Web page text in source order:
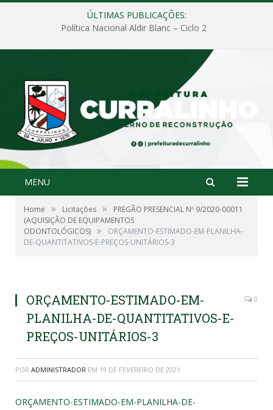
ÚLTIMAS PUBLICAÇÕES:
Política Nacional Aldir Blanc – Ciclo 2
MENU
Home » Licitações »
PREGÃO PRESENCIAL Nº 9/2020-00011
(AQUISIÇÃO DE EQUIPAMENTOS
ODONTOLÓGICOS) »
ORÇAMENTO-ESTIMADO-EM-PLANILHA-
DE-QUANTITATIVOS-E-PREÇOS-UNITÁRIOS-3
ORÇAMENTO-ESTIMADO-EM-
PLANILHA-DE-QUANTITATIVOS-E-
PREÇOS-UNITÁRIOS-3
0
POR ADMINISTRADOR EM 19 DE FEVEREIRO DE 2021
ORÇAMENTO-ESTIMADO-EM-PLANILHA-DE-